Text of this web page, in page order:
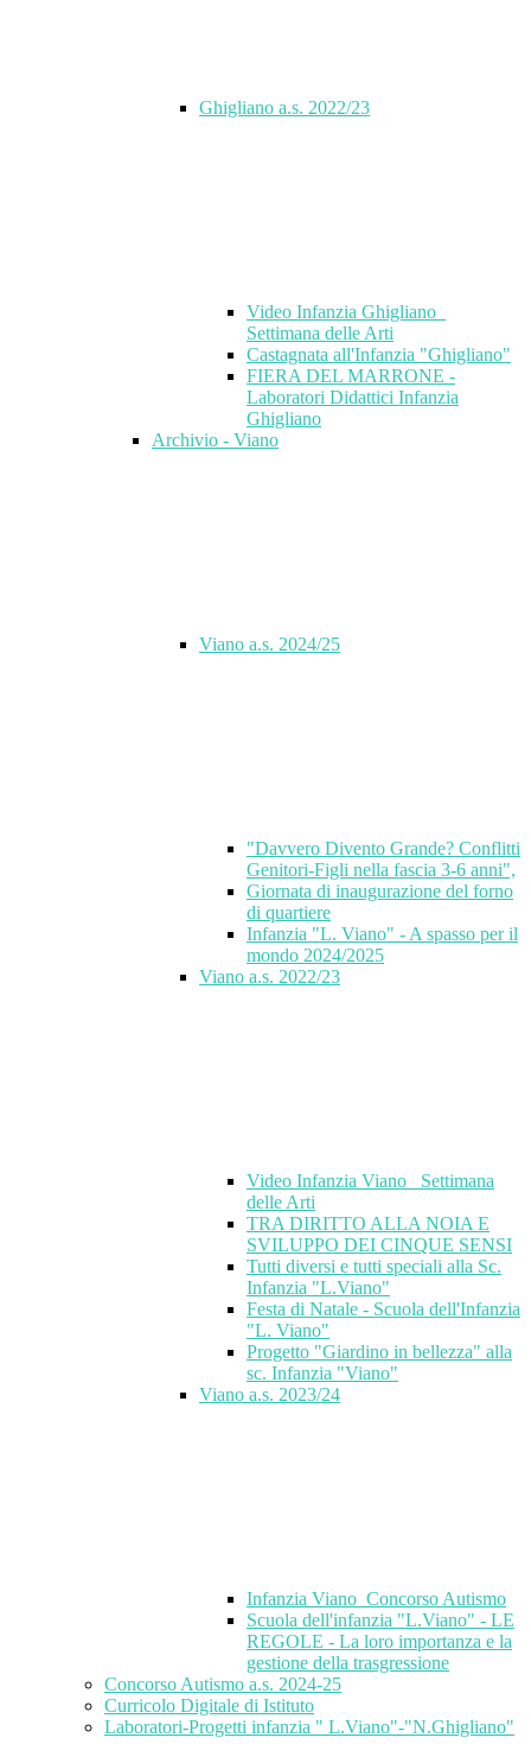
Ghigliano a.s. 2022/23
Video Infanzia Ghigliano_
Settimana delle Arti
Castagnata all'Infanzia "Ghigliano"
FIERA DEL MARRONE -
Laboratori Didattici Infanzia
Ghigliano
Archivio - Viano
Viano a.s. 2024/25
"Davvero Divento Grande? Conflitti
Genitori-Figli nella fascia 3-6 anni",
Giornata di inaugurazione del forno
di quartiere
Infanzia "L. Viano" - A spasso per il
mondo 2024/2025
Viano a.s. 2022/23
Video Infanzia Viano_ Settimana
delle Arti
TRA DIRITTO ALLA NOIA E
SVILUPPO DEI CINQUE SENSI
Tutti diversi e tutti speciali alla Sc.
Infanzia "L.Viano"
Festa di Natale - Scuola dell'Infanzia
"L. Viano"
Progetto "Giardino in bellezza" alla
sc. Infanzia "Viano"
Viano a.s. 2023/24
Infanzia Viano_Concorso Autismo
Scuola dell'infanzia "L.Viano" - LE
REGOLE - La loro importanza e la
gestione della trasgressione
Concorso Autismo a.s. 2024-25
Curricolo Digitale di Istituto
Laboratori-Progetti infanzia " L.Viano"-"N.Ghigliano"